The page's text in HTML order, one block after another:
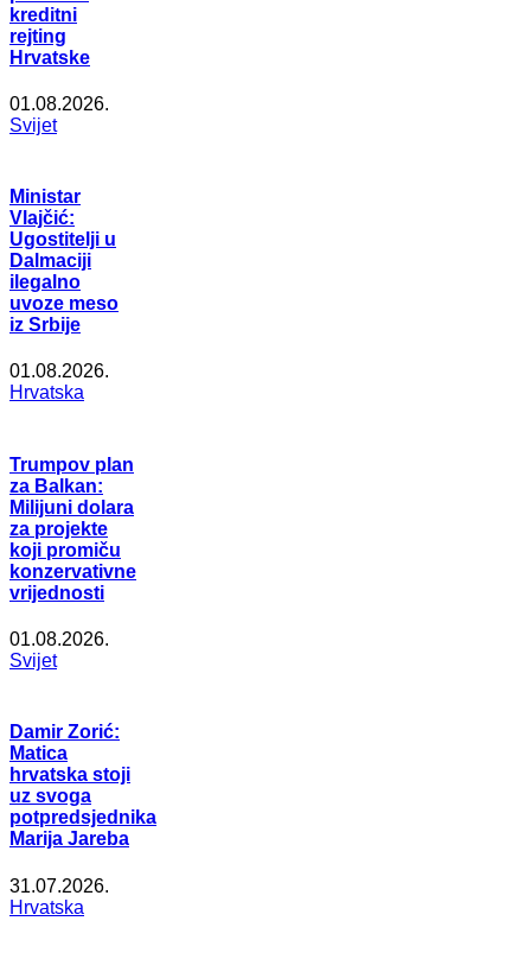
kreditni
rejting
Hrvatske
01.08.2026.
Svijet
Ministar
Vlajčić:
Ugostitelji u
Dalmaciji
ilegalno
uvoze meso
iz Srbije
01.08.2026.
Hrvatska
Trumpov plan
za Balkan:
Milijuni dolara
za projekte
koji promiču
konzervativne
vrijednosti
01.08.2026.
Svijet
Damir Zorić:
Matica
hrvatska stoji
uz svoga
potpredsjednika
Marija Jareba
31.07.2026.
Hrvatska